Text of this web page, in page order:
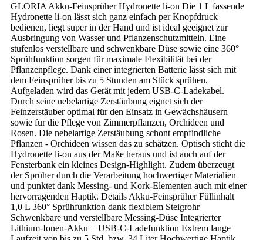
GLORIA Akku-Feinsprüher Hydronette li-on Die 1 L fassende
Hydronette li-on lässt sich ganz einfach per Knopfdruck
bedienen, liegt super in der Hand und ist ideal geeignet zur
Ausbringung von Wasser und Pflanzenschutzmitteln. Eine
stufenlos verstellbare und schwenkbare Düse sowie eine 360°
Sprühfunktion sorgen für maximale Flexibilität bei der
Pflanzenpflege. Dank einer integrierten Batterie lässt sich mit
dem Feinsprüher bis zu 5 Stunden am Stück sprühen.
Aufgeladen wird das Gerät mit jedem USB-C-Ladekabel.
Durch seine nebelartige Zerstäubung eignet sich der
Feinzerstäuber optimal für den Einsatz in Gewächshäusern
sowie für die Pflege von Zimmerpflanzen, Orchideen und
Rosen. Die nebelartige Zerstäubung schont empfindliche
Pflanzen - Orchideen wissen das zu schätzen. Optisch sticht die
Hydronette li-on aus der Maße heraus und ist auch auf der
Fensterbank ein kleines Design-Highlight. Zudem überzeugt
der Sprüher durch die Verarbeitung hochwertiger Materialien
und punktet dank Messing- und Kork-Elementen auch mit einer
hervorragenden Haptik. Details Akku-Feinsprüher Füllinhalt
1,0 L 360° Sprühfunktion dank flexiblem Steigrohr
Schwenkbare und verstellbare Messing-Düse Integrierter
Lithium-Ionen-Akku + USB-C-Ladefunktion Extrem lange